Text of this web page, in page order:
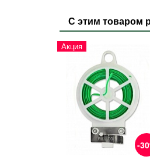
С этим товаром
-
Акция